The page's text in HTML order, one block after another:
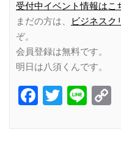
受付中イベント情報はこ
まだの方は、
ビジネスク
ぞ。
会員登録は無料です。
明日は八須くんです。
Facebook
Twitter
Line